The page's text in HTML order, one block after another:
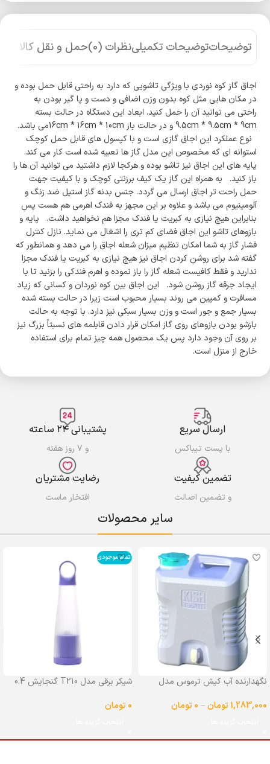
توضیحاتتوضیحات تکمیلینظرات (0) حمل و نقل کالا
اجاق گاز کوه نوردی با ویژگی تاشویی که دارد به راحتی قابل حمل بوده و
در مکان هایی مثل کوه بدون وزن اضافی و دست و پا گیر بودن به
راحتی می توانید آن را حمل کنید. ابعاد این دستگاه در حالت بسته
9.5cm * 9.5cm * 9cm و در حالت باز 16cm * 16cm * 10cmمی باشد.
نوع عملکرد این اجاق گازی است و با کپسول های قابل حمل کوچک
استوانه ای که مخصوص این مدل گاز ها تعبیه شده است کار می کند.
پایه های این اجاق نیز تاشو بوده و هرکجا لازم داشتید می توانید آن ها را
باز کنید. به همراه این گاز یک کیف برزنتی کوچک و با کیفیت جهت
حمل راحت تر اجاق ارسال می گردد. جنس بدنه گاز استیل ضد زنگ و
آلومینیوم می باشد و علاوه بر این مجهز به فندک اهرمی هم هست پس
بنابراین هیچ نیازی به کبریت یا فندک مجزا هم نخواهید داشت. پایه و
بازوهای تاشو این اجاق فضای کم تری را اشغال می نماید. نازل کنترل
فشار گاز به شما امکان تنظیم میزان شعله اجاق را می دهد و همانطور که
گفته شد برای روشن کردن اجاق نیز هیچ نیازی به کبریت یا فندک مجزا
ندارید و فقط کافیست شعله گاز را باز نموده و اهرم فندکی را بزنید تا با
ایجاد جرقه گاز روشن شود. این اجاق بین کوه نوردان و کسانی که زیاد
مسافرت و کمپین می روند بسیار محبوب است زیرا در حالت بسته شده
بسیار جمع و جور است و وزن بسیار سبکی نیز دارد. با توجه به حالت
بازشو بودن بازوهای روی گاز امکان قرار دادن قابلمه های نسبتاً بزرگ نیز
بر روی آن وجود دارد پس یک محصول همه چیز تمام برای استفاده
خارج از منزل است.
ارسال سریع
با پست تیباکس
پشتیبانی ۲۴ ساعته
و ۷ روز هفته
تضمین کیفیت
و تضمین اصالت
رضایت مشتریان
افتخار ماست
سایر محصولات
نگهدارنده آب کیش ترموس مدل
1,283,000تومان–
0تومان
اتمام موجودی
شیکر برقی مدل T210 گنجایش 0.4
0تومان